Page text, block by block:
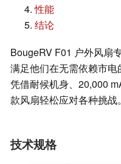
性能
结论
BougeRV F01 户外风扇
满足他们在无需依赖市电
凭借耐候机身、20,000
款风扇轻松应对各种挑战。
技术规格